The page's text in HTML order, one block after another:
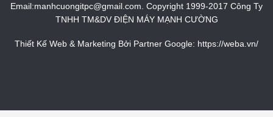
Email:manhcuongitpc@gmail.com. Copyright 1999-2017 Công Ty
TNHH TM&DV ĐIỆN MÁY MẠNH CƯỜNG
Thiết Kế Web & Marketing Bởi Partner Google: https://weba.vn/